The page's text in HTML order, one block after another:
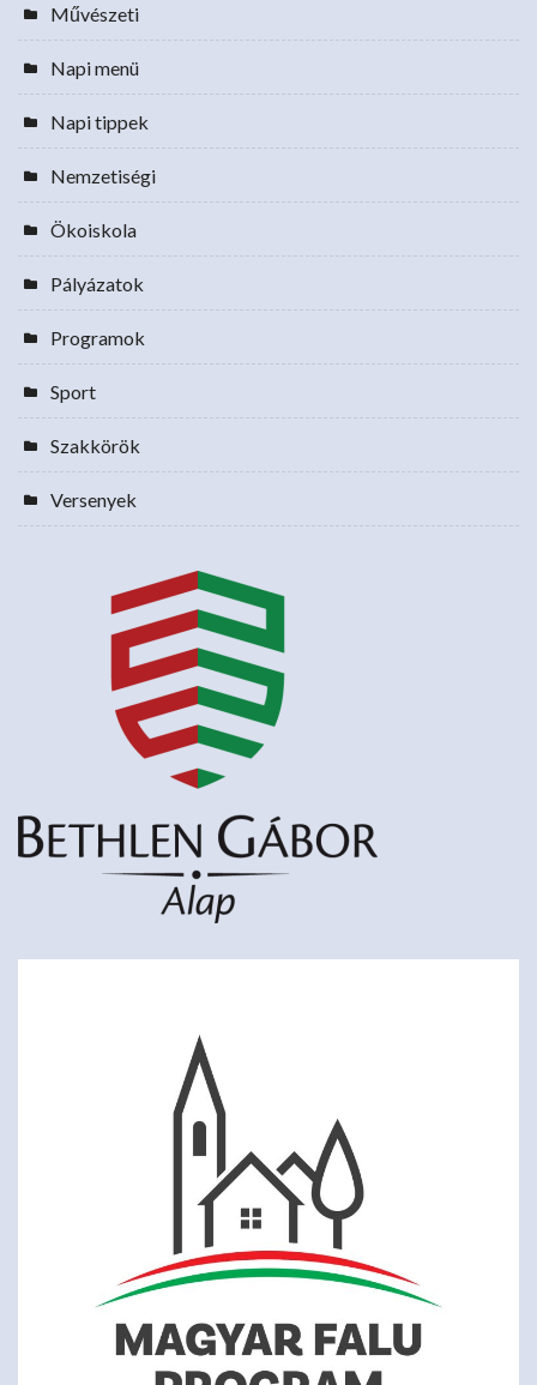
Művészeti
Napi menü
Napi tippek
Nemzetiségi
Ökoiskola
Pályázatok
Programok
Sport
Szakkörök
Versenyek